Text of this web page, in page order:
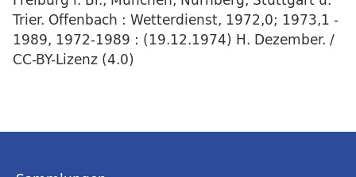
Trier. Offenbach : Wetterdienst, 1972,0; 1973,1 -
1989, 1972-1989 : (19.12.1974) H. Dezember. /
CC-BY-Lizenz (4.0)